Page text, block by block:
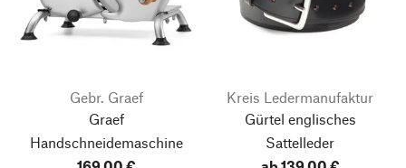
Gebr. Graef
Graef
Handschneidemaschine
Kreis Ledermanufaktur
Gürtel englisches
Sattelleder